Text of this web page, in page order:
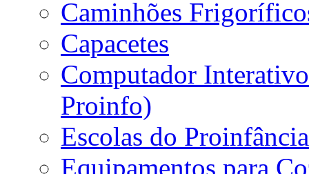
Caminhões
Capacetes
Computador
Proinfo)
Escolas do
Equipamentos para